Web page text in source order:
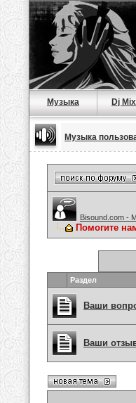
Музыка Dj
Музыка
Bisound.com -
Помогите
Раздел
Ваши
Ваши